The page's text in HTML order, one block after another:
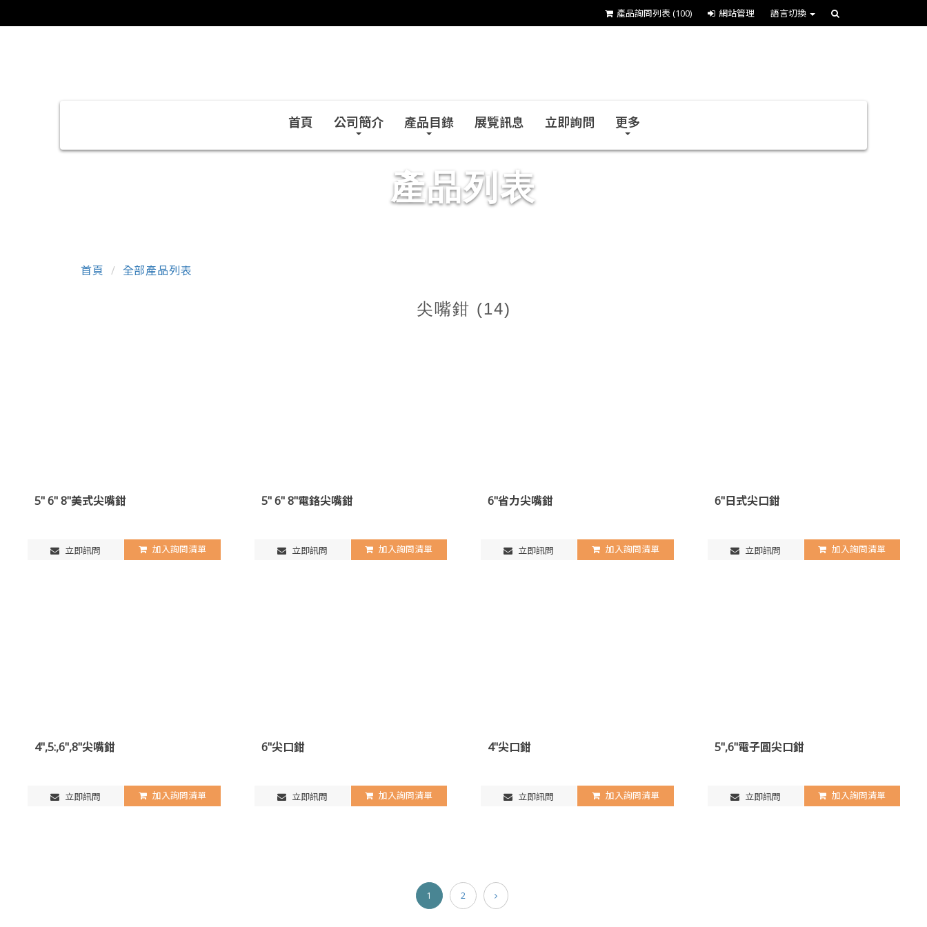
產品詢問列表(100) 網站管理 語言切換
首頁 公司簡介 產品目錄 展覽訊息 立即詢問 更多
產品列表
首頁 全部產品列表
尖嘴鉗 (14)
5" 6" 8"美式尖嘴鉗
立即訊問 加入詢問清單
5" 6" 8"電鉻尖嘴鉗
立即訊問 加入詢問清單
6"省力尖嘴鉗
立即訊問 加入詢問清單
6"日式尖口鉗
立即訊問 加入詢問清單
4",5:,6",8"尖嘴鉗
立即訊問 加入詢問清單
6"尖口鉗
立即訊問 加入詢問清單
4"尖口鉗
立即訊問 加入詢問清單
5",6"電子圓尖口鉗
立即訊問 加入詢問清單
1 2